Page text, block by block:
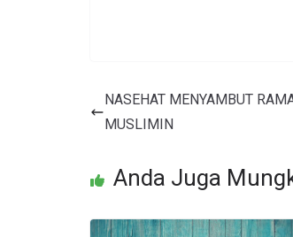
NASEHAT MENYAMBUT
MUSLIMIN
Anda Juga